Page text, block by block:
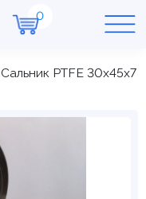
Сальник PTFE 30х45х7